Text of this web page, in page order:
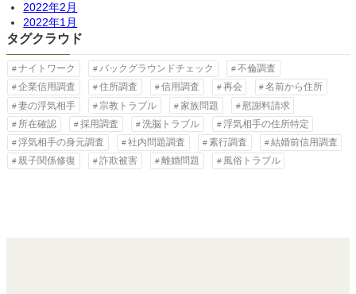
2022年2月
2022年1月
タグクラウド
ナイトワーク バックグラウンドチェック
不倫調査
企業信用調査
住所調査 信用調査 再会
名前から住所
妻の浮気相手
宗教トラブル 家族問題
慰謝料請求
所在確認
採用調査 洗脳トラブル
浮気相手の住所特定
浮気相手の身元調査
社内問題調査 素行調査
結婚前信用調査
親子関係修復
詐欺被害 離婚問題 風俗トラブル